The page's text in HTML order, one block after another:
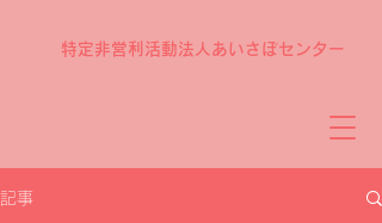
特定非営利活動法人あいさぽセンター
記事